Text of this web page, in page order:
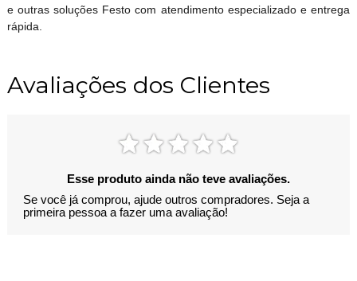
e outras soluções Festo com atendimento especializado e entrega
rápida.
Avaliações dos Clientes
Esse produto ainda não teve avaliações.
Se você já comprou, ajude outros compradores. Seja a
primeira pessoa a fazer uma avaliação!